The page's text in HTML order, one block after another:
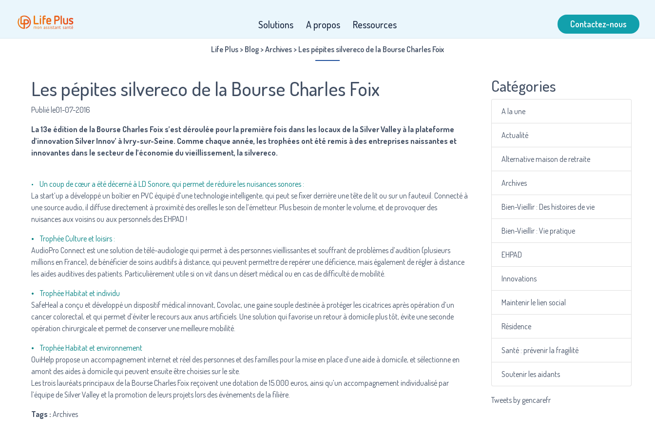
Contactez-nous
Solutions A propos Ressources
Life Plus > Blog >Archives > Les pépites silvereco de la Bourse Charles Foix
Les pépites silvereco de la Bourse Charles Foix
Publié le01-07-2016
La 13e édition de la Bourse Charles Foix s’est déroulée pour la première fois dans les locaux de la Silver Valley à la plateforme
d’innovation Silver Innov’ à Ivry-sur-Seine. Comme chaque année, les trophées ont été remis à des entreprises naissantes et
innovantes dans le secteur de l’économie du vieillissement, la silvereco.
• Un coup de cœur a été décerné à LD Sonore, qui permet de réduire les nuisances sonores :
La start’up a développé un boîtier en PVC équipé d’une technologie intelligente, qui peut se fixer derrière une tête de lit ou sur un fauteuil. Connecté à
une source audio, il diffuse directement à proximité des oreilles le son de l’émetteur. Plus besoin de monter le volume, et de provoquer des
nuisances aux voisins ou aux personnels des EHPAD !
•Trophée Culture et loisirs :
AudioPro Connect est une solution de télé-audiologie qui permet à des personnes vieillissantes et souffrant de problèmes d’audition (plusieurs
millions en France), de bénéficier de soins auditifs à distance, qui peuvent permettre de repérer une déficience, mais également de régler à distance
les aides auditives des patients. Particulièrement utile si on vit dans un désert médical ou en cas de difficulté de mobilité.
•Trophée Habitat et individu
SafeHeal a conçu et développé un dispositif médical innovant, Covolac, une gaine souple destinée à protéger les cicatrices après opération d’un
cancer colorectal, et qui permet d’éviter le recours aux anus artificiels. Une solution qui favorise un retour à domicile plus tôt, évite une seconde
opération chirurgicale et permet de conserver une meilleure mobilité.
•
Trophée Habitat et environnement
OuiHelp propose un accompagnement internet et réel des personnes et des familles pour la mise en place d’une aide à domicile, et sélectionne en
amont des aides à domicile qui peuvent ensuite être choisies sur le site.
Les trois lauréats principaux de la Bourse Charles Foix reçoivent une dotation de 15.000 euros, ainsi qu’un accompagnement individualisé par
l’équipe de Silver Valley et la promotion de leurs projets lors des événements de la filière.
Tags : Archives
Catégories
A la une
Actualité
Alternative maison de retraite
Archives
Bien-Vieillir : Des histoires de vie
Bien-Vieillir : Vie pratique
EHPAD
Innovations
Maintenir le lien social
Résidence
Santé : prévenir la fragilité
Soutenir les aidants
Tweets by gencarefr